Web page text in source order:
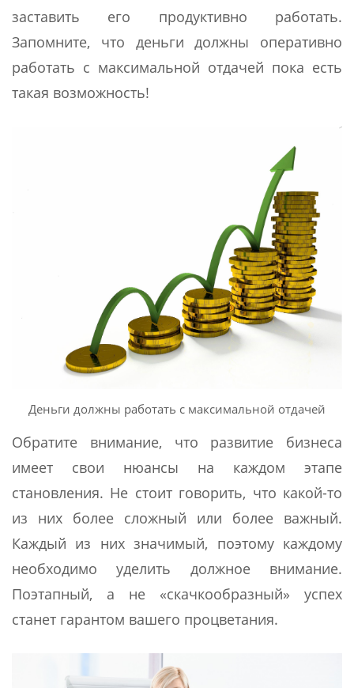
заставить его продуктивно работать.
Запомните, что деньги должны оперативно
работать с максимальной отдачей пока есть
такая возможность!
Деньги должны работать с максимальной отдачей
Обратите внимание, что развитие бизнеса
имеет свои нюансы на каждом этапе
становления. Не стоит говорить, что какой-то
из них более сложный или более важный.
Каждый из них значимый, поэтому каждому
необходимо уделить должное внимание.
Поэтапный, а не «скачкообразный» успех
станет гарантом вашего процветания.